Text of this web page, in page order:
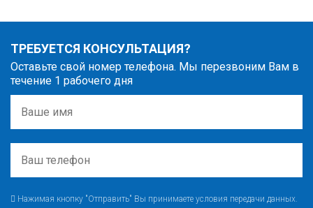
ТРЕБУЕТСЯ КОНСУЛЬТАЦИЯ?
Оставьте свой номер телефона. Мы перезвоним Вам в
течение 1 рабочего дня
Нажимая кнопку "Отправить" Вы принимаете условия передачи данных.